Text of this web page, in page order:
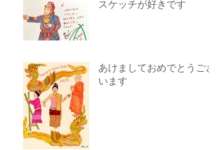
スケッチが好きです
あけましておめでとうござ
います